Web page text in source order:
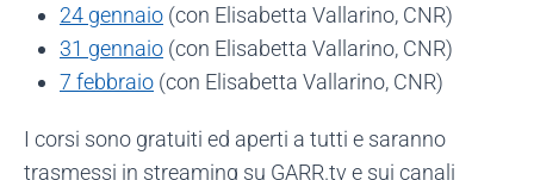
24 gennaio (con Elisabetta Vallarino, CNR)
31 gennaio (con Elisabetta Vallarino, CNR)
7 febbraio (con Elisabetta Vallarino, CNR)
I corsi sono gratuiti ed aperti a tutti e saranno
trasmessi in streaming su GARR.tv e sui canali